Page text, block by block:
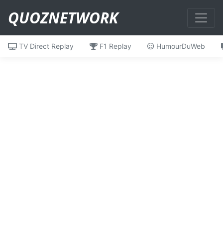
QUOZNETWORK
TV Direct Replay F1 Replay HumourDuWeb